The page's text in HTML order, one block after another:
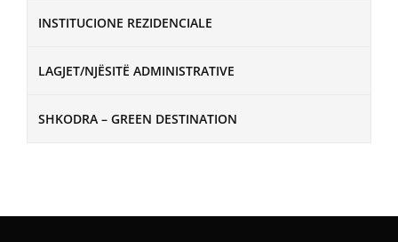
INSTITUCIONE REZIDENCIALE
LAGJET/NJËSITË ADMINISTRATIVE
SHKODRA – GREEN DESTINATION